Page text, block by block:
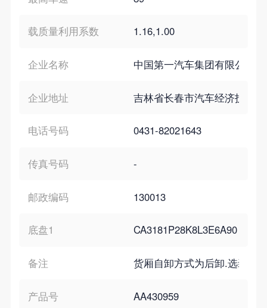
载质量利用系数 1.16,1.00
企业名称 中国第一汽车集团有限公司
企业地址 吉林省长春市汽车经济技术
电话号码 0431-82021643
传真号码 -
邮政编码 130013
底盘1 CA3181P28K8L3E6A90
备注 货厢自卸方式为后卸.选装不
产品号 AA430959